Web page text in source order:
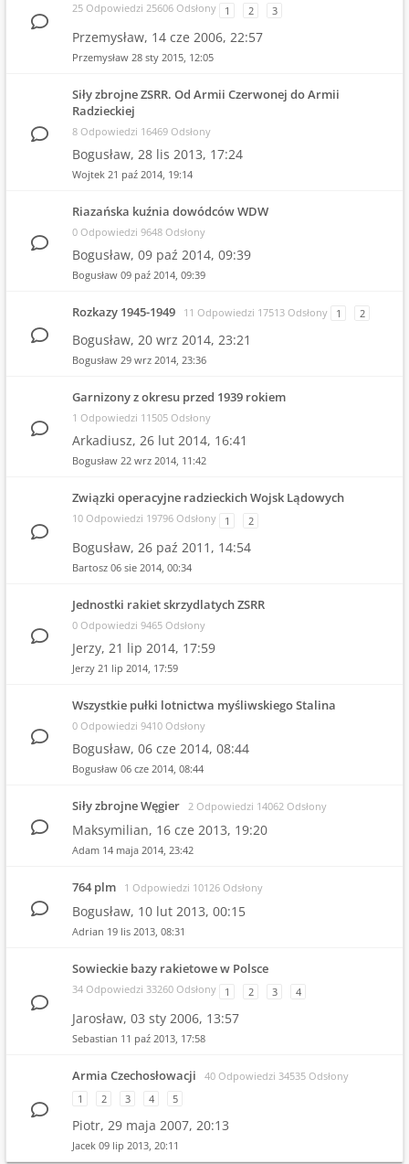
25 Odpowiedzi 25606 Odsłony 1 2 3
Przemysław, 14 cze 2006, 22:57
Przemysław 28 sty 2015, 12:05
Siły zbrojne ZSRR. Od Armii Czerwonej do Armii
Radzieckiej
8 Odpowiedzi 16469 Odsłony
Bogusław, 28 lis 2013, 17:24
Wojtek 21 paź 2014, 19:14
Riazańska kuźnia dowódców WDW
0 Odpowiedzi 9648 Odsłony
Bogusław, 09 paź 2014, 09:39
Bogusław 09 paź 2014, 09:39
Rozkazy 1945-1949 11 Odpowiedzi 17513 Odsłony 1 2
Bogusław, 20 wrz 2014, 23:21
Bogusław 29 wrz 2014, 23:36
Garnizony z okresu przed 1939 rokiem
1 Odpowiedzi 11505 Odsłony
Arkadiusz, 26 lut 2014, 16:41
Bogusław 22 wrz 2014, 11:42
Związki operacyjne radzieckich Wojsk Lądowych
10 Odpowiedzi 19796 Odsłony 1 2
Bogusław, 26 paź 2011, 14:54
Bartosz 06 sie 2014, 00:34
Jednostki rakiet skrzydlatych ZSRR
0 Odpowiedzi 9465 Odsłony
Jerzy, 21 lip 2014, 17:59
Jerzy 21 lip 2014, 17:59
Wszystkie pułki lotnictwa myśliwskiego Stalina
0 Odpowiedzi 9410 Odsłony
Bogusław, 06 cze 2014, 08:44
Bogusław 06 cze 2014, 08:44
Siły zbrojne Węgier 2 Odpowiedzi 14062 Odsłony
Maksymilian, 16 cze 2013, 19:20
Adam 14 maja 2014, 23:42
764 plm 1 Odpowiedzi 10126 Odsłony
Bogusław, 10 lut 2013, 00:15
Adrian 19 lis 2013, 08:31
Sowieckie bazy rakietowe w Polsce
34 Odpowiedzi 33260 Odsłony 1 2 3 4
Jarosław, 03 sty 2006, 13:57
Sebastian 11 paź 2013, 17:58
Armia Czechosłowacji
40 Odpowiedzi 34535 Odsłony
1
2 3 4 5
Piotr, 29 maja 2007, 20:13
Jacek 09 lip 2013, 20:11